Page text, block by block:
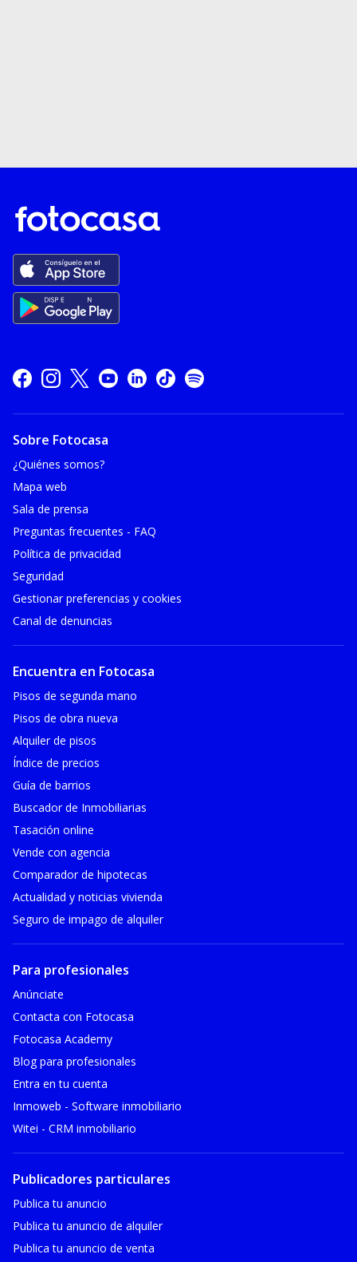
Sobre Fotocasa
¿Quiénes somos?
Mapa web
Sala de prensa
Preguntas frecuentes - FAQ
Política de privacidad
Seguridad
Gestionar preferencias y cookies
Canal de denuncias
Encuentra en Fotocasa
Pisos de segunda mano
Pisos de obra nueva
Alquiler de pisos
Índice de precios
Guía de barrios
Buscador de Inmobiliarias
Tasación online
Vende con agencia
Comparador de hipotecas
Actualidad y noticias vivienda
Seguro de impago de alquiler
Para profesionales
Anúnciate
Contacta con Fotocasa
Fotocasa Academy
Blog para profesionales
Entra en tu cuenta
Inmoweb - Software inmobiliario
Witei - CRM inmobiliario
Publicadores particulares
Publica tu anuncio
Publica tu anuncio de alquiler
Publica tu anuncio de venta